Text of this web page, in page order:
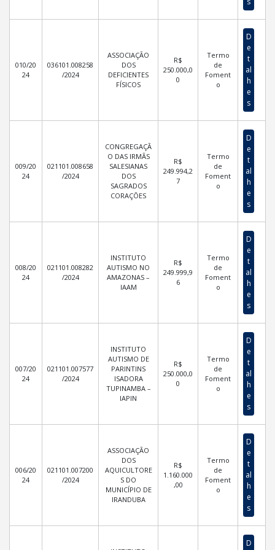
010/20
24
036101.008258
/2024
ASSOCIAÇÃO
DOS
DEFICIENTES
FÍSICOS
R$
250.000,0
0
Termo
de
Foment
o
D
e
t
al
h
e
s
009/20
24
021101.008658
/2024
CONGREGAÇÃ
O DAS IRMÃS
SALESIANAS
DOS
SAGRADOS
CORAÇÕES
R$
249.994,2
7
Termo
de
Foment
o
D
e
t
al
h
e
s
008/20
24
021101.008282
/2024
INSTITUTO
AUTISMO NO
AMAZONAS –
IAAM
R$
249.999,9
6
Termo
de
Foment
o
D
e
t
al
h
e
s
007/20
24
021101.007577
/2024
INSTITUTO
AUTISMO DE
PARINTINS
ISADORA
TUPINAMBA –
IAPIN
R$
250.000,0
0
Termo
de
Foment
o
D
e
t
al
h
e
s
006/20
24
021101.007200
/2024
ASSOCIAÇÃO
DOS
AQUICULTORE
S DO
MUNICÍPIO DE
IRANDUBA
R$
1.160.000
,00
Termo
de
Foment
o
D
e
t
al
h
e
s
D